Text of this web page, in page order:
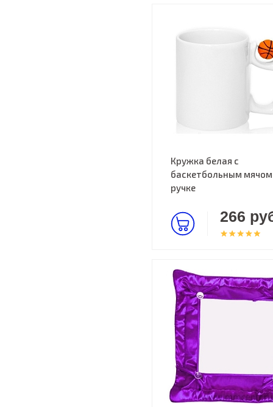
Кружка белая с
баскетбольным
ручке
266